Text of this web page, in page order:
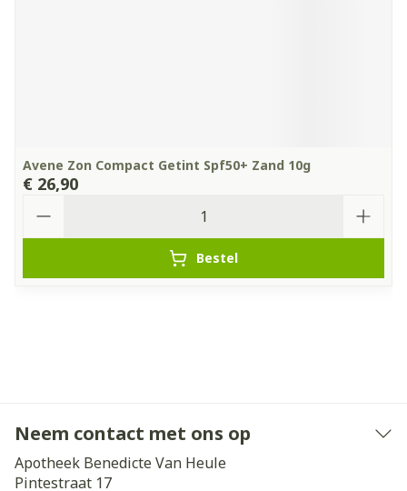
Avene Zon Compact Getint Spf50+ Zand 10g
€ 26,90
Bestel
Neem contact met ons op
Apotheek Benedicte Van Heule
Pintestraat 17